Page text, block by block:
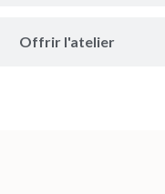
Offrir l'atelier